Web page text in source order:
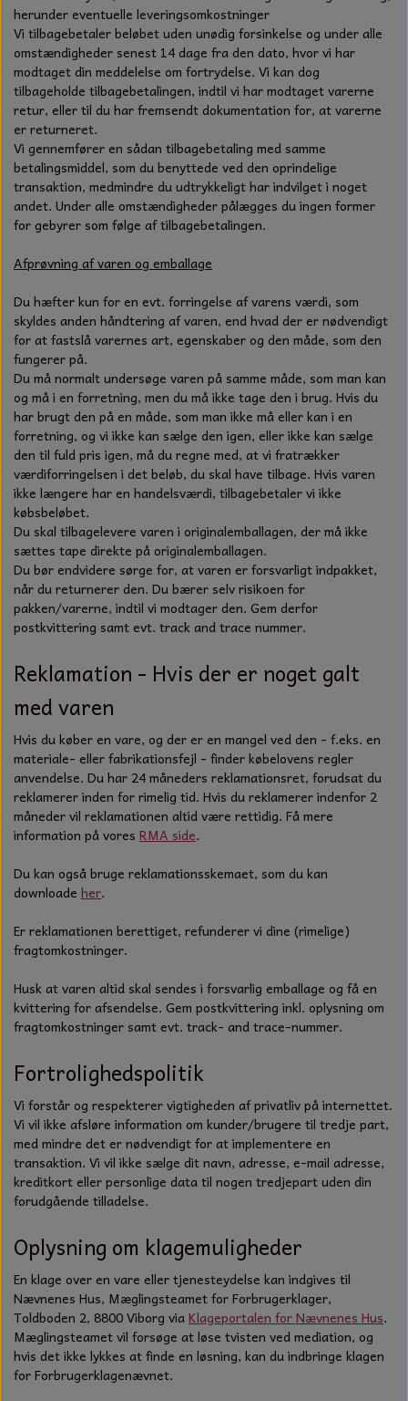
herunder eventuelle leveringsomkostninger
Vi tilbagebetaler beløbet uden unødig forsinkelse og under alle
omstændigheder senest 14 dage fra den dato, hvor vi har
modtaget din meddelelse om fortrydelse. Vi kan dog
tilbageholde tilbagebetalingen, indtil vi har modtaget varerne
retur, eller til du har fremsendt dokumentation for, at varerne
er returneret.
Vi gennemfører en sådan tilbagebetaling med samme
betalingsmiddel, som du benyttede ved den oprindelige
transaktion, medmindre du udtrykkeligt har indvilget i noget
andet. Under alle omstændigheder pålægges du ingen former
for gebyrer som følge af tilbagebetalingen.
Afprøvning af varen og emballage
Du hæfter kun for en evt. forringelse af varens værdi, som
skyldes anden håndtering af varen, end hvad der er nødvendigt
for at fastslå varernes art, egenskaber og den måde, som den
fungerer på.
Du må normalt undersøge varen på samme måde, som man kan
og må i en forretning, men du må ikke tage den i brug. Hvis du
har brugt den på en måde, som man ikke må eller kan i en
forretning, og vi ikke kan sælge den igen, eller ikke kan sælge
den til fuld pris igen, må du regne med, at vi fratrækker
værdiforringelsen i det beløb, du skal have tilbage. Hvis varen
ikke længere har en handelsværdi, tilbagebetaler vi ikke
købsbeløbet.
Du skal tilbagelevere varen i originalemballagen, der må ikke
sættes tape direkte på originalemballagen.
Du bør endvidere sørge for, at varen er forsvarligt indpakket,
når du returnerer den. Du bærer selv risikoen for
pakken/varerne, indtil vi modtager den. Gem derfor
postkvittering samt evt. track and trace nummer.
Reklamation - Hvis der er noget galt
med varen
Hvis du køber en vare, og der er en mangel ved den - f.eks. en
materiale- eller fabrikationsfejl - finder købelovens regler
anvendelse. Du har 24 måneders reklamationsret, forudsat du
reklamerer inden for rimelig tid. Hvis du reklamerer indenfor 2
måneder vil reklamationen altid være rettidig. Få mere
information på vores RMA side.
Du kan også bruge reklamationsskemaet, som du kan
downloade her.
Er reklamationen berettiget, refunderer vi dine (rimelige)
fragtomkostninger.
Husk at varen altid skal sendes i forsvarlig emballage og få en
kvittering for afsendelse. Gem postkvittering inkl. oplysning om
fragtomkostninger samt evt. track- and trace-nummer.
Fortrolighedspolitik
Vi forstår og respekterer vigtigheden af privatliv på internettet.
Vi vil ikke afsløre information om kunder/brugere til tredje part,
med mindre det er nødvendigt for at implementere en
transaktion. Vi vil ikke sælge dit navn, adresse, e-mail adresse,
kreditkort eller personlige data til nogen tredjepart uden din
forudgående tilladelse.
Oplysning om klagemuligheder
En klage over en vare eller tjenesteydelse kan indgives til
Nævnenes Hus, Mæglingsteamet for Forbrugerklager,
Toldboden 2, 8800 Viborg viaKlageportalen for Nævnenes Hus.
Mæglingsteamet vil forsøge at løse tvisten ved mediation, og
hvis det ikke lykkes at finde en løsning, kan du indbringe klagen
for Forbrugerklagenævnet.